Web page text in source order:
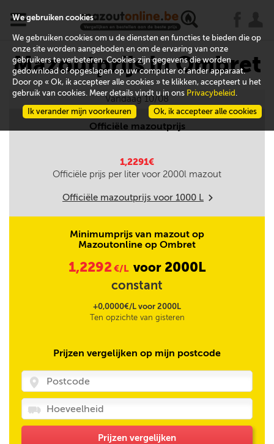
x
Mazoutprijs in Ombret
Vandaag 10/08
Officiële mazoutprijs
1,2291€
Officiële prijs per liter voor 2000l mazout
Officiële mazoutprijs voor 1000 L m
Minimumprijs van mazout op
Mazoutonline op Ombret
1,2292€/L voor 2000L
constant
+0,0000€/L voor 2000L
Ten opzichte van gisteren
Prijzen vergelijken op mijn postcode
Prijzen vergelijken
We gebruiken cookies
We gebruiken cookies om u de diensten en functies te bieden die op
onze site worden aangeboden en om de ervaring van onze
gebruikers te verbeteren. Cookies zijn gegevens die worden
gedownload of opgeslagen op uw computer of ander apparaat.
Door op « Ok, ik accepteer alle cookies » te klikken, accepteert u het
gebruik van cookies. Meer details vindt u in ons Privacybeleid .
Ok, ik accepteer alle cookies
Ik verander mijn voorkeuren